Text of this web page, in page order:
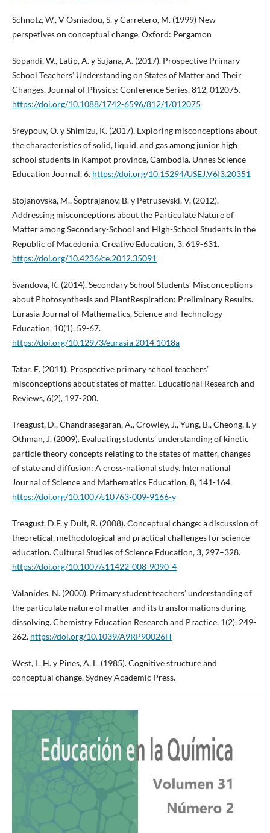
Schnotz, W., V Osniadou, S. y Carretero, M. (1999) New
perspetives on conceptual change. Oxford: Pergamon
Sopandi, W., Latip, A. y Sujana, A. (2017). Prospective Primary
School Teachers’ Understanding on States of Matter and Their
Changes. Journal of Physics: Conference Series, 812, 012075.
https://doi.org/10.1088/1742-6596/812/1/012075
Sreypouv, O. y Shimizu, K. (2017). Exploring misconceptions about
the characteristics of solid, liquid, and gas among junior high
school students in Kampot province, Cambodia. Unnes Science
Education Journal, 6. https://doi.org/10.15294/USEJ.V6I3.20351
Stojanovska, M., Šoptrajanov, B. y Petrusevski, V. (2012).
Addressing misconceptions about the Particulate Nature of
Matter among Secondary-School and High-School Students in the
Republic of Macedonia. Creative Education, 3, 619-631.
https://doi.org/10.4236/ce.2012.35091
Svandova, K. (2014). Secondary School Students’ Misconceptions
about Photosynthesis and PlantRespiration: Preliminary Results.
Eurasia Journal of Mathematics, Science and Technology
Education, 10(1), 59-67.
https://doi.org/10.12973/eurasia.2014.1018a
Tatar, E. (2011). Prospective primary school teachers’
misconceptions about states of matter. Educational Research and
Reviews, 6(2), 197-200.
Treagust, D., Chandrasegaran, A., Crowley, J., Yung, B., Cheong, I. y
Othman, J. (2009). Evaluating students’ understanding of kinetic
particle theory concepts relating to the states of matter, changes
of state and diffusion: A cross-national study. International
Journal of Science and Mathematics Education, 8, 141-164.
https://doi.org/10.1007/s10763-009-9166-y
Treagust, D.F. y Duit, R. (2008). Conceptual change: a discussion of
theoretical, methodological and practical challenges for science
education. Cultural Studies of Science Education, 3, 297–328.
https://doi.org/10.1007/s11422-008-9090-4
Valanides, N. (2000). Primary student teachers’ understanding of
the particulate nature of matter and its transformations during
dissolving. Chemistry Education Research and Practice, 1(2), 249-
262. https://doi.org/10.1039/A9RP90026H
West, L. H. y Pines, A. L. (1985). Cognitive structure and
conceptual change. Sydney Academic Press.